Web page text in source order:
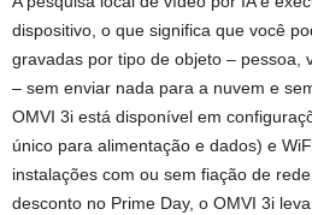
dispositivo, o que significa que você
gravadas por tipo de objeto – pessoa,
– sem enviar nada para a nuvem e
OMVI 3i está disponível em
único para alimentação e dados) e
instalações com ou sem fiação de
desconto no Prime Day, o OMVI 3i